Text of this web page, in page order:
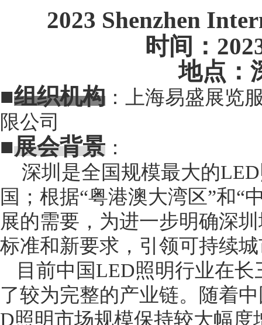
2023 Shenzhen
时间： 20
地点：
■组织机构 ：上海易盛展览
限公司
■展会背景 ：
深圳是全国规模最大的
国；根据“粤港澳大湾区”和“
展的需要，为进一步明确深
标准和新要求，引领可持续
目前中国LED照明行业在
了较为完整的产业链。随着
D照明市场规模保持较大幅